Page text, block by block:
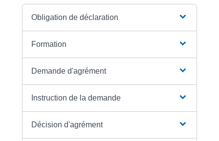
Obligation de déclaration
Formation
Demande d'agrément
Instruction de la demande
Décision d'agrément